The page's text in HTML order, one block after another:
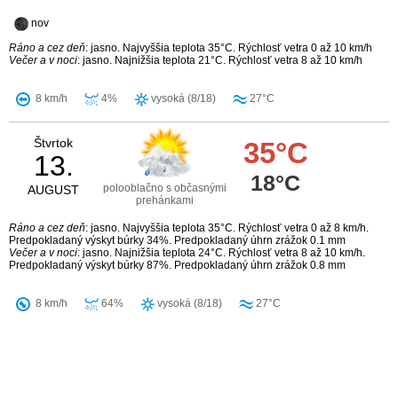
nov
Ráno a cez deň: jasno. Najvyššia teplota 35°C. Rýchlosť vetra 0 až 10 km/h
Večer a v noci: jasno. Najnižšia teplota 21°C. Rýchlosť vetra 8 až 10 km/h
8 km/h 4% vysoká (8/18) 27°C
Štvrtok
13.
AUGUST
polooblačno s občasnými
prehánkami
35°C
18°C
Ráno a cez deň: jasno. Najvyššia teplota 35°C. Rýchlosť vetra 0 až 8 km/h.
Predpokladaný výskyt búrky 34%. Predpokladaný úhrn zrážok 0.1 mm
Večer a v noci: jasno. Najnižšia teplota 24°C. Rýchlosť vetra 8 až 10 km/h.
Predpokladaný výskyt búrky 87%. Predpokladaný úhrn zrážok 0.8 mm
8 km/h 64% vysoká (8/18) 27°C